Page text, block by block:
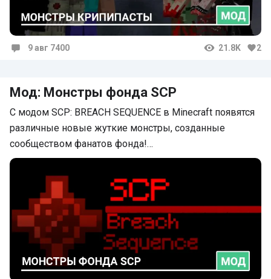
9 авг 7400 21.8K 2
Мод: Монстры фонда SCP
С модом SCP: BREACH SEQUENCE в Minecraft появятся
различные новые жуткие монстры, созданные
сообществом фанатов фонда!…